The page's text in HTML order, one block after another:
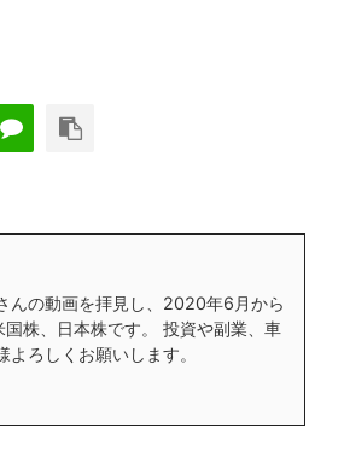
んの動画を拝見し、2020年6月から
株、日本株です。 投資や副業、車
ろしくお願いします。